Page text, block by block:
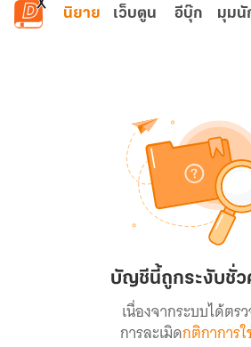
ข้ามไปยังเนื้อหาหลัก
นิยาย เว็บตูน อีบุ๊ก มุมนั
บัญชีนี้ถูกระงับชั่ว
เนื่องจากระบบได้ตร
การละเมิดกติกาการ